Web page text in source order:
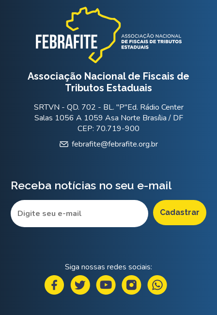
Associação Nacional de Fiscais de
Tributos Estaduais
SRTVN - QD. 702 - BL. "P"Ed. Rádio Center
Salas 1056 A 1059 Asa Norte Brasília / DF
CEP: 70.719-900
febrafite@febrafite.org.br
Receba notícias no seu e-mail
Siga nossas redes sociais: